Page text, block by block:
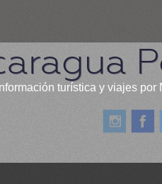
turística y viajes